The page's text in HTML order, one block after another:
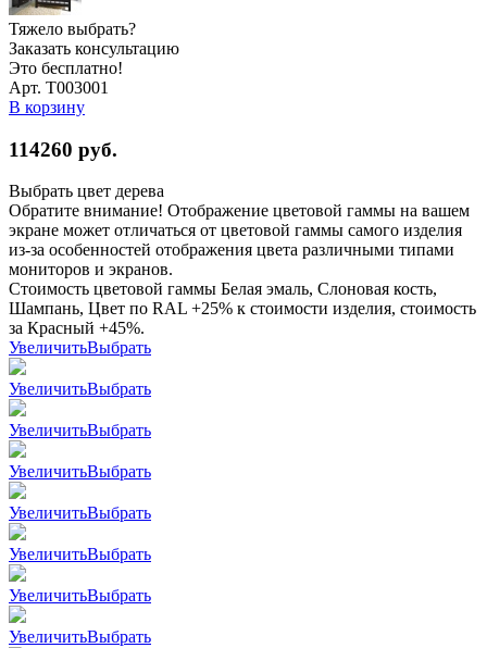
Тяжело выбрать?
Заказать консультацию
Это бесплатно!
Арт. Т003001
В корзину
114260 руб.
Выбрать цвет дерева
Обратите внимание! Отображение цветовой гаммы на вашем
экране может отличаться от цветовой гаммы самого изделия
из-за особенностей отображения цвета различными типами
мониторов и экранов.
Стоимость цветовой гаммы Белая эмаль, Слоновая кость,
Шампань, Цвет по RAL +25% к стоимости изделия, стоимость
за Красный +45%.
УвеличитьВыбрать
УвеличитьВыбрать
УвеличитьВыбрать
УвеличитьВыбрать
УвеличитьВыбрать
УвеличитьВыбрать
УвеличитьВыбрать
УвеличитьВыбрать